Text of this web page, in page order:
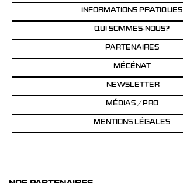
INFORMATIONS PRATIQUES
QUI SOMMES-NOUS?
PARTENAIRES
MÉCÉNAT
NEWSLETTER
MÉDIAS / PRO
MENTIONS LÉGALES